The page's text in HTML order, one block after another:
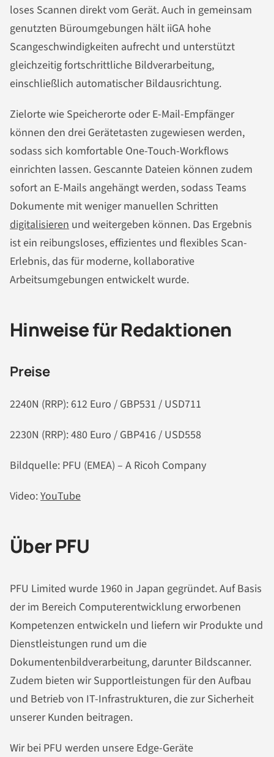
loses Scannen direkt vom Gerät. Auch in gemeinsam
genutzten Büroumgebungen hält iiGA hohe
Scangeschwindigkeiten aufrecht und unterstützt
gleichzeitig fortschrittliche Bildverarbeitung,
einschließlich automatischer Bildausrichtung.
Zielorte wie Speicherorte oder E-Mail-Empfänger
können den drei Gerätetasten zugewiesen werden,
sodass sich komfortable One-Touch-Workflows
einrichten lassen. Gescannte Dateien können zudem
sofort an E-Mails angehängt werden, sodass Teams
Dokumente mit weniger manuellen Schritten
digitalisieren und weitergeben können. Das Ergebnis
ist ein reibungsloses, effizientes und flexibles Scan-
Erlebnis, das für moderne, kollaborative
Arbeitsumgebungen entwickelt wurde.
Hinweise für Redaktionen
Preise
2240N (RRP): 612 Euro / GBP531 / USD711
2230N (RRP): 480 Euro / GBP416 / USD558
Bildquelle: PFU (EMEA) – A Ricoh Company
Video:YouTube
Über PFU
PFU Limited wurde 1960 in Japan gegründet. Auf Basis
der im Bereich Computerentwicklung erworbenen
Kompetenzen entwickeln und liefern wir Produkte und
Dienstleistungen rund um die
Dokumentenbildverarbeitung, darunter Bildscanner.
Zudem bieten wir Supportleistungen für den Aufbau
und Betrieb von IT-Infrastrukturen, die zur Sicherheit
unserer Kunden beitragen.
Wir bei PFU werden unsere Edge-Geräte